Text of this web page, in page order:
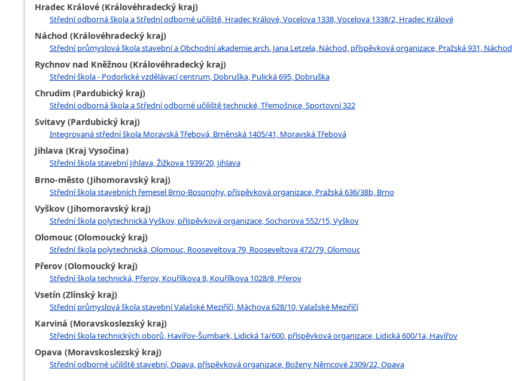
Hradec Králové (Královéhradecký kraj)
Střední odborná škola a Střední odborné učiliště, Hradec Králové, Vocelova 1338, Vocelova 1338/2, Hradec Králové
Náchod (Královéhradecký kraj)
Střední průmyslová škola stavební a Obchodní akademie arch. Jana Letzela, Náchod, příspěvková organizace, Pražská 931, Náchod
Rychnov nad Kněžnou (Královéhradecký kraj)
Střední škola - Podorlické vzdělávací centrum, Dobruška, Pulická 695, Dobruška
Chrudim (Pardubický kraj)
Střední odborná škola a Střední odborné učiliště technické, Třemošnice, Sportovní 322
Svitavy (Pardubický kraj)
Integrovaná střední škola Moravská Třebová, Brněnská 1405/41, Moravská Třebová
Jihlava (Kraj Vysočina)
Střední škola stavební Jihlava, Žižkova 1939/20, Jihlava
Brno-město (Jihomoravský kraj)
Střední škola stavebních řemesel Brno-Bosonohy, příspěvková organizace, Pražská 636/38b, Brno
Vyškov (Jihomoravský kraj)
Střední škola polytechnická Vyškov, příspěvková organizace, Sochorova 552/15, Vyškov
Olomouc (Olomoucký kraj)
Střední škola polytechnická, Olomouc, Rooseveltova 79, Rooseveltova 472/79, Olomouc
Přerov (Olomoucký kraj)
Střední škola technická, Přerov, Kouřílkova 8, Kouřílkova 1028/8, Přerov
Vsetín (Zlínský kraj)
Střední průmyslová škola stavební Valašské Meziříčí, Máchova 628/10, Valašské Meziříčí
Karviná (Moravskoslezský kraj)
Střední škola technických oborů, Havířov-Šumbark, Lidická 1a/600, příspěvková organizace, Lidická 600/1a, Havířov
Opava (Moravskoslezský kraj)
Střední odborné učiliště stavební, Opava, příspěvková organizace, Boženy Němcové 2309/22, Opava